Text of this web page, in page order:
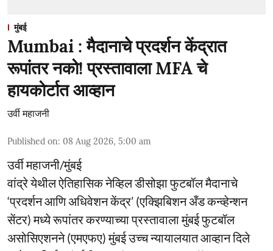
मुंबई
Mumbai : मैदानाचे प्रदर्शन केंद्रात
रूपांतर नको! प्रस्तावाला MFA चे
हायकोर्टात आव्हान
उर्वी महाजनी
Published on: 08 Aug 2026, 5:00 am
उर्वी महाजनी/मुंबई
वांद्रे येथील ऐतिहासिक नेव्हिल डीसोझा फुटबॉल मैदानाचे
‘प्रदर्शन आणि अधिवेशन केंद्र’ (एक्झिबिशन अँड कन्व्हेन्शन
सेंटर) मध्ये रूपांतर करण्याच्या प्रस्तावाला मुंबई फुटबॉल
असोसिएशनने (एमएफए) मुंबई उच्च न्यायालयात आव्हान दिले